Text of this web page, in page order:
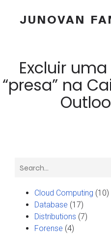
JUNOVAN
Excluir
“presa” na
Cloud Computing (10)
Database (17)
Distributions (7)
Forense (4)